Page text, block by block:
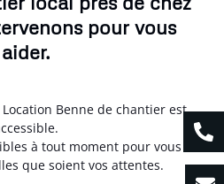
pour vous
aider.
Benne de chantier est
à tout moment pour vous
que soient vos attentes.